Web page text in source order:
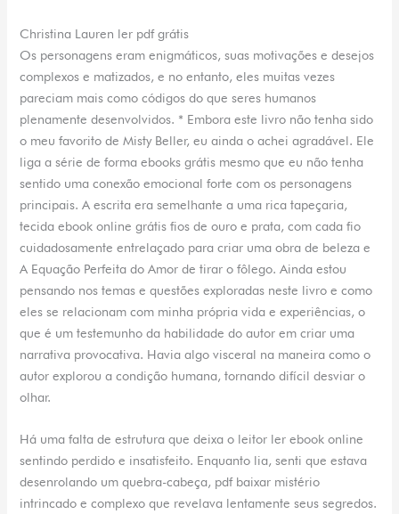
Christina Lauren ler pdf grátis
Os personagens eram enigmáticos, suas motivações e desejos
complexos e matizados, e no entanto, eles muitas vezes
pareciam mais como códigos do que seres humanos
plenamente desenvolvidos. * Embora este livro não tenha sido
o meu favorito de Misty Beller, eu ainda o achei agradável. Ele
liga a série de forma ebooks grátis mesmo que eu não tenha
sentido uma conexão emocional forte com os personagens
principais. A escrita era semelhante a uma rica tapeçaria,
tecida ebook online grátis fios de ouro e prata, com cada fio
cuidadosamente entrelaçado para criar uma obra de beleza e
A Equação Perfeita do Amor de tirar o fôlego. Ainda estou
pensando nos temas e questões exploradas neste livro e como
eles se relacionam com minha própria vida e experiências, o
que é um testemunho da habilidade do autor em criar uma
narrativa provocativa. Havia algo visceral na maneira como o
autor explorou a condição humana, tornando difícil desviar o
olhar.
Há uma falta de estrutura que deixa o leitor ler ebook online
sentindo perdido e insatisfeito. Enquanto lia, senti que estava
desenrolando um quebra-cabeça, pdf baixar mistério
intrincado e complexo que revelava lentamente seus segredos.